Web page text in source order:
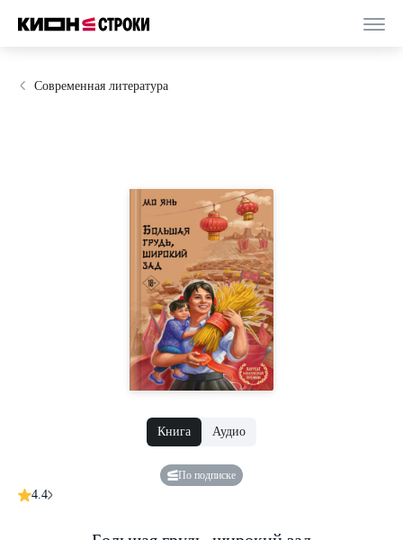
Современная литература
Книга Аудио
По подписке
4.4